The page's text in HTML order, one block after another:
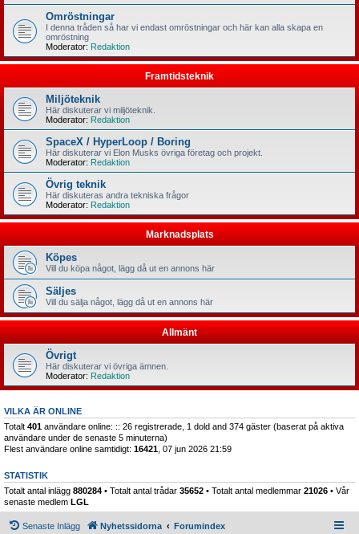
Omröstningar
I denna tråden så har vi endast omröstningar och här kan alla skapa en
omröstning
Moderator: Redaktion
Framtidsteknik
Miljöteknik
Här diskuterar vi miljöteknik.
Moderator: Redaktion
SpaceX / HyperLoop / Boring
Här diskuterar vi Elon Musks övriga företag och projekt.
Moderator: Redaktion
Övrig teknik
Här diskuteras andra tekniska frågor
Moderator: Redaktion
Marknadsplats
Köpes
Vill du köpa något, lägg då ut en annons här
Säljes
Vill du sälja något, lägg då ut en annons här
Allmänt
Övrigt
Här diskuterar vi övriga ämnen.
Moderator: Redaktion
VILKA ÄR ONLINE
Totalt 401 användare online: :: 26 registrerade, 1 dold and 374 gäster (baserat på aktiva
användare under de senaste 5 minuterna)
Flest användare online samtidigt: 16421 , 07 jun 2026 21:59
STATISTIK
Totalt antal inlägg 880284 • Totalt antal trådar 35652 • Totalt antal medlemmar 21026 • Vår
senaste medlem LGL
Senaste Inlägg Nyhetssidorna Forumindex